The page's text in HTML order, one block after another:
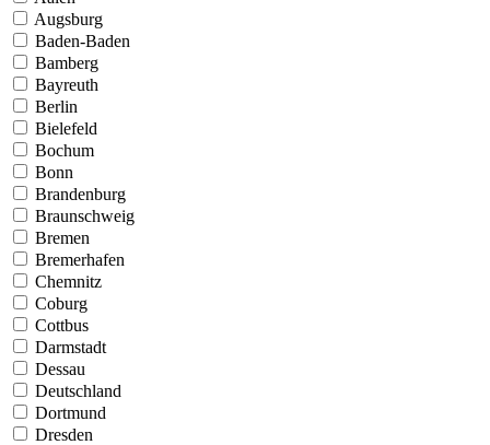
Augsburg
Baden-Baden
Bamberg
Bayreuth
Berlin
Bielefeld
Bochum
Bonn
Brandenburg
Braunschweig
Bremen
Bremerhafen
Chemnitz
Coburg
Cottbus
Darmstadt
Dessau
Deutschland
Dortmund
Dresden